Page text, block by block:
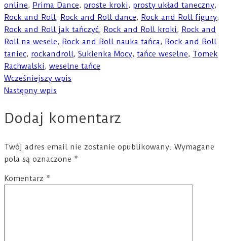
online, Prima Dance, proste kroki, prosty układ taneczny,
Rock and Roll, Rock and Roll dance, Rock and Roll figury,
Rock and Roll jak tańczyć, Rock and Roll kroki, Rock and
Roll na wesele, Rock and Roll nauka tańca, Rock and Roll
taniec, rockandroll, Sukienka Mocy, tańce weselne, Tomek
Rachwalski, weselne tańce
Wcześniejszy wpis
Następny wpis
Dodaj komentarz
Twój adres email nie zostanie opublikowany. Wymagane
pola są oznaczone *
Komentarz *